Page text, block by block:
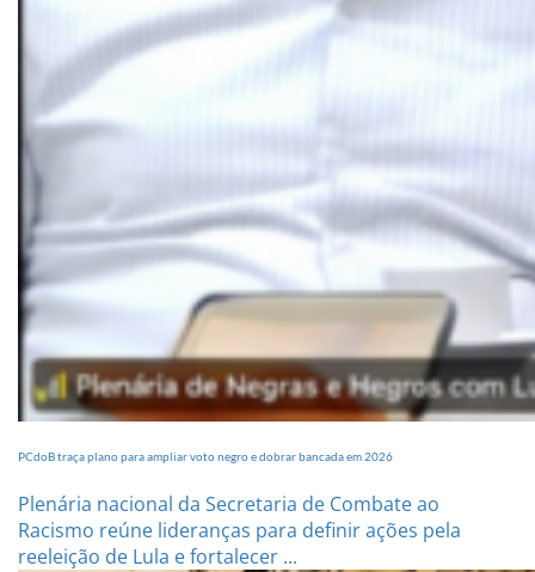
PCdoB traça plano para ampliar voto negro e dobrar bancada em 2026
Plenária nacional da Secretaria de Combate ao
Racismo reúne lideranças para definir ações pela
reeleição de Lula e fortalecer ...